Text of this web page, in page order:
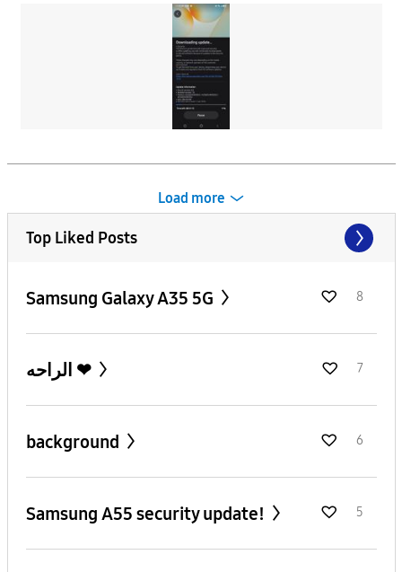
Load more
Top Liked Posts
Samsung Galaxy A35 5G 8
الراحه ❤ 7
background 6
Samsung A55 security update! 5